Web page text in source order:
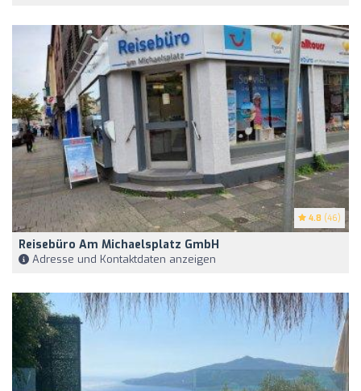
4.8 (46)
Reisebüro Am Michaelsplatz GmbH
Adresse und Kontaktdaten anzeigen